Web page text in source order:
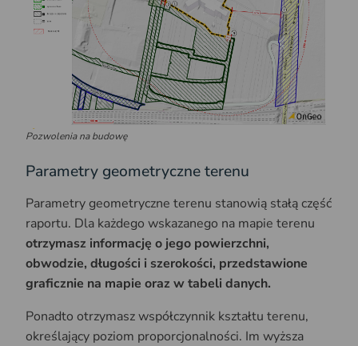
Pozwolenia na budowę
Parametry geometryczne terenu
Parametry geometryczne terenu stanowią stałą część
raportu. Dla każdego wskazanego na mapie terenu
otrzymasz informację o jego powierzchni,
obwodzie, długości i szerokości, przedstawione
graficznie na mapie oraz w tabeli danych.
Ponadto otrzymasz współczynnik kształtu terenu,
określający poziom proporcjonalności. Im wyższa